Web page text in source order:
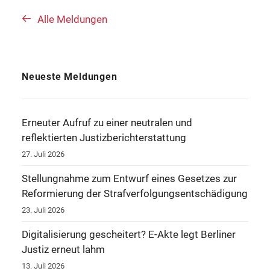
Alle Meldungen
Neueste Meldungen
Erneuter Aufruf zu einer neutralen und
reflektierten Justizberichterstattung
27. Juli 2026
Stellungnahme zum Entwurf eines Gesetzes zur
Reformierung der Strafverfolgungsentschädigung
23. Juli 2026
Digitalisierung gescheitert? E-Akte legt Berliner
Justiz erneut lahm
13. Juli 2026